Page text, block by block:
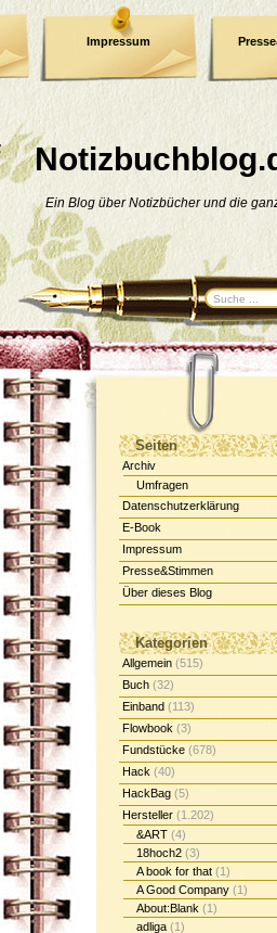
Ein Blog über Notizbücher und die
Impressum
Datenschutzerklärung
Seiten
Archiv
Umfragen
Datenschutzerklärung
E-Book
Impressum
Presse&Stimmen
Über dieses Blog
Kategorien
Allgemein (515)
Buch (32)
Einband (113)
Flowbook (3)
Fundstücke (678)
Hack (40)
HackBag (5)
Hersteller (1.202)
&ART (4)
18hoch2 (3)
A book for that (1)
A Good Company (1)
About:Blank (1)
adliga (1)